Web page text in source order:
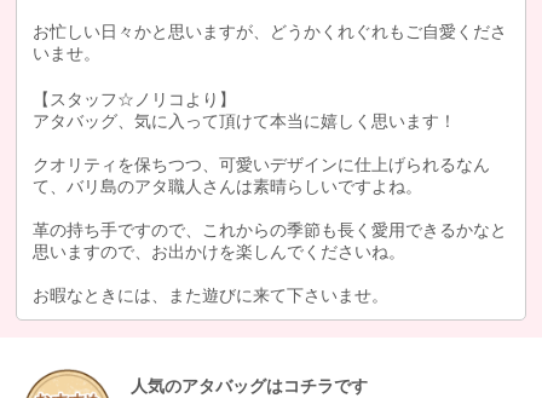
お忙しい日々かと思いますが、どうかくれぐれもご自愛くださ
いませ。
【スタッフ☆ノリコより】
アタバッグ、気に入って頂けて本当に嬉しく思います！
クオリティを保ちつつ、可愛いデザインに仕上げられるなん
て、バリ島のアタ職人さんは素晴らしいですよね。
革の持ち手ですので、これからの季節も長く愛用できるかなと
思いますので、お出かけを楽しんでくださいね。
お暇なときには、また遊びに来て下さいませ。
人気のアタバッグはコチラです